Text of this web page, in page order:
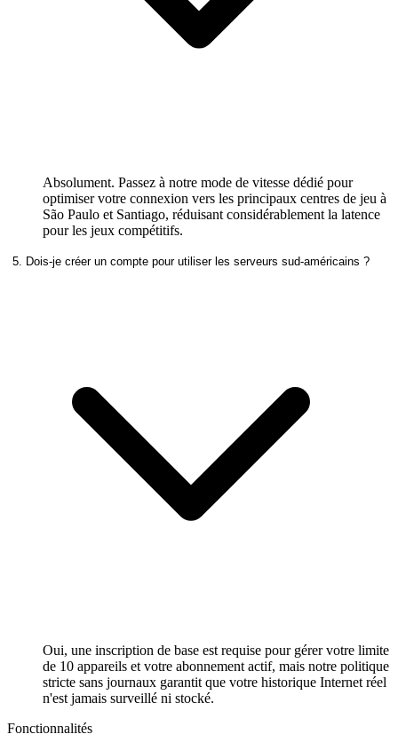
Absolument. Passez à notre mode de vitesse dédié pour
optimiser votre connexion vers les principaux centres de jeu à
São Paulo et Santiago, réduisant considérablement la latence
pour les jeux compétitifs.
5. Dois-je créer un compte pour utiliser les serveurs sud-américains ?
Oui, une inscription de base est requise pour gérer votre limite
de 10 appareils et votre abonnement actif, mais notre politique
stricte sans journaux garantit que votre historique Internet réel
n'est jamais surveillé ni stocké.
Fonctionnalités